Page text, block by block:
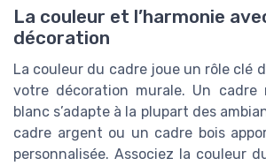
La couleur et l’harmonie
décoration
La couleur du cadre joue un rôle clé
votre décoration murale. Un
blanc s’adapte à la plupart des
cadre argent ou un cadre bois
personnalisée. Associez la couleur